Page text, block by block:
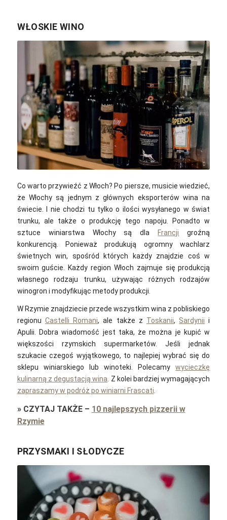
WŁOSKIE WINO
Gabriella Clare Marino / unsplash
Co warto przywieźć z Włoch? Po piersze, musicie wiedzieć,
że Włochy są jednym z głównych eksporterów wina na
świecie. I nie chodzi tu tylko o ilości wysyłanego w świat
trunku, ale także o produkcję tego napoju. Ponadto w
sztuce winiarstwa Włochy są dla Francji groźną
konkurencją. Ponieważ produkują ogromny wachlarz
świetnych win, spośród których każdy znajdzie coś w
swoim guście. Każdy region Włoch zajmuje się produkcją
własnego rodzaju trunku, używając różnych rodzajów
winogron i modyfikując metody produkcji.
W Rzymie znajdziecie przede wszystkim wina z pobliskiego
regionu Castelli Romani, ale także z Toskanii, Sardynii i
Apulii. Dobra wiadomość jest taka, że można je kupić w
większości rzymskich supermarketów. Jeśli jednak
szukacie czegoś wyjątkowego, to najlepiej wybrać się do
sklepu winiarskiego lub winoteki. Polecamywycieczkę
kulinarną z degustacją wina . Z kolei bardziej wymagających
zapraszamy w podróż po winiarni Frascati
» CZYTAJ TAKŻE– 10 najlepszych pizzerii w
Rzymie
PRZYSMAKI I SŁODYCZE